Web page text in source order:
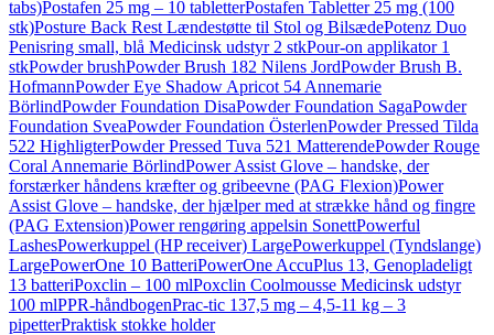
tabs)Postafen 25 mg – 10 tabletterPostafen Tabletter 25 mg (100
stk)Posture Back Rest Lændestøtte til Stol og BilsædePotenz Duo
Penisring small, blå Medicinsk udstyr 2 stkPour-on applikator 1
stkPowder brushPowder Brush 182 Nilens JordPowder Brush B.
HofmannPowder Eye Shadow Apricot 54 Annemarie
BörlindPowder Foundation DisaPowder Foundation SagaPowder
Foundation SveaPowder Foundation ÖsterlenPowder Pressed Tilda
522 HighligterPowder Pressed Tuva 521 MatterendePowder Rouge
Coral Annemarie BörlindPower Assist Glove – handske, der
forstærker håndens kræfter og gribeevne (PAG Flexion)Power
Assist Glove – handske, der hjælper med at strække hånd og fingre
(PAG Extension)Power rengøring appelsin SonettPowerful
LashesPowerkuppel (HP receiver) LargePowerkuppel (Tyndslange)
LargePowerOne 10 BatteriPowerOne AccuPlus 13, Genopladeligt
13 batteriPoxclin – 100 mlPoxclin Coolmousse Medicinsk udstyr
100 mlPPR-håndbogenPrac-tic 137,5 mg – 4,5-11 kg – 3
pipetterPraktisk stokke holder